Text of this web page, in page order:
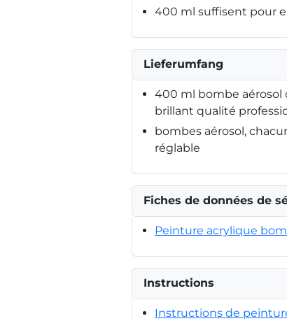
400 ml suffisent pour
Lieferumfang
400 ml bombe aérosol
brillant qualité
bombes aérosol,
réglable
Fiches de données de
Peinture acrylique
Instructions
Instructions de